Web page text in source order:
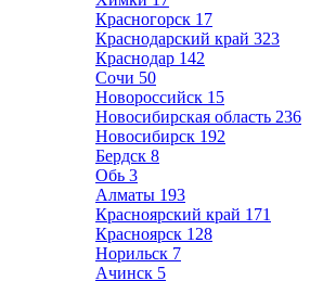
Красногорск 17
Краснодарский край 323
Краснодар 142
Сочи 50
Новороссийск 15
Новосибирская область 236
Новосибирск 192
Бердск 8
Обь 3
Алматы 193
Красноярский край 171
Красноярск 128
Норильск 7
Ачинск 5